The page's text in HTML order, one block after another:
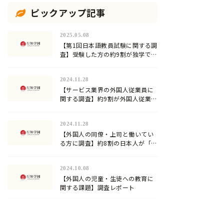
ピックアップ記事
2025.05.08
【第1回日本語教員試験に関する調
査】受験した方の約9割が独学での
2024.11.28
【サービス業界の外国人従業員に
関する調査】約9割が外国人従業員
員』の需要！
2024.11.28
【外国人の同僚・上司と働いてい
る方に調査】約8割の日本人が「日
2024.10.08
【外国人の児童・生徒への教育に
関する課題】調査レポート